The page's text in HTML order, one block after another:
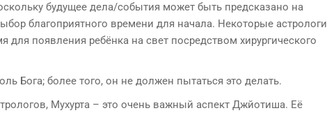
будущее дела/события может быть предсказано на
благоприятного времени для начала. Некоторые астрологи
появления ребёнка на свет посредством хирургического
Бога; более того, он не должен пытаться это делать.
Мухурта – это очень важный аспект Джйотиша. Её